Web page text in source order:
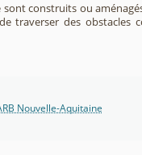
construits ou
traverser des
Nouvelle-Aquitaine